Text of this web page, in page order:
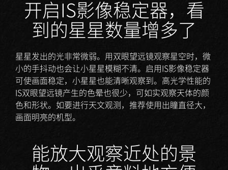
开启IS影像稳定器，看
到的星星数量增多了
星星发出的光非常微弱。用双眼望远镜观察星空时，微
小的手抖动也会让小星星模糊不清。启用IS影像稳定器
可使画面稳定，小星星也能清晰观察到。高光学性能的
IS双眼望远镜产生的色晕也很少，可如实观察天体的颜
色和形状。如要进行天文观测，推荐使用出瞳直径大，
画面明亮的机型。
能放大观察近处的景